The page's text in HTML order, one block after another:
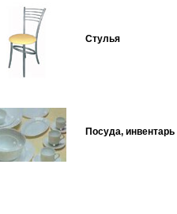
Стулья
Посуда, инвентарь